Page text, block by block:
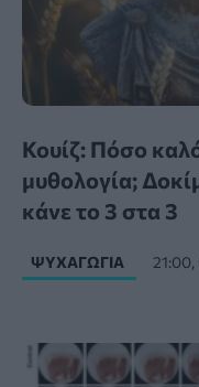
Κουίζ: Πόσο
μυθολογία;
κάνε το 3 στα 3
ΨΥΧΑΓΩΓΊΑ